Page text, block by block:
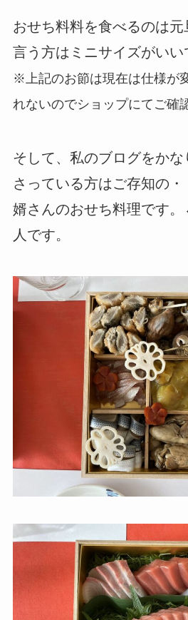
おせち料料を食べるのは元
言う方はミニサイズがいい
※上記のお節は現在は仕様が
れないのでショップにてご確
そして、私のブログをか
さっている方はご存知の・
婿さんのおせち料理です
人です。